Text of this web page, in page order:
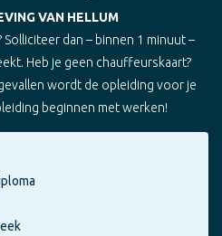
VAN HELLUM
dan – binnen 1 minuut –
Heb je geen chauffeurskaart?
wordt de opleiding voor je
beginnen met werken!